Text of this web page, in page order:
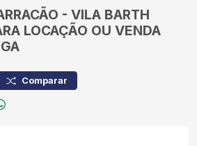
- VILA BARTH
LOCAÇÃO OU VENDA
Comparar